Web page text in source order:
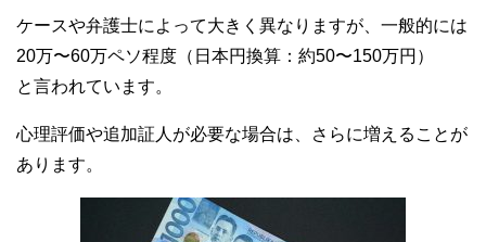
ケースや弁護士によって大きく異なりますが、一般的には
20万〜60万ペソ程度（日本円換算：約50〜150万円）
と言われています。
心理評価や追加証人が必要な場合は、さらに増えることが
あります。